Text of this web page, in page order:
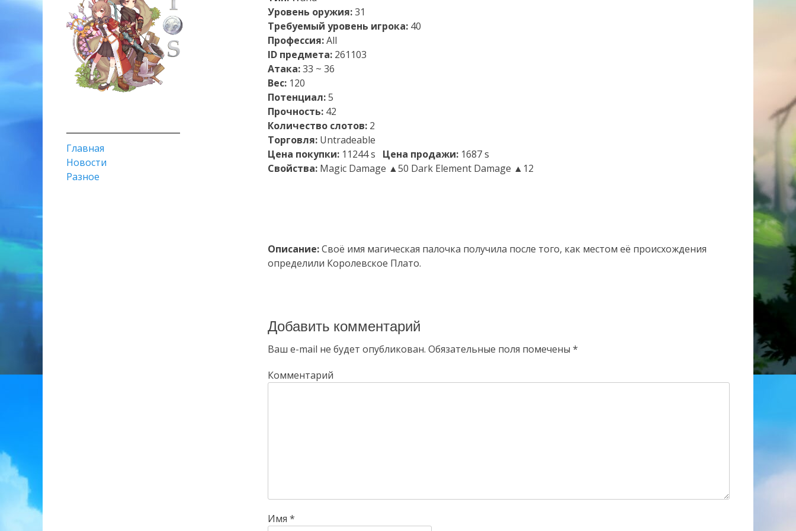
Уровень оружия:31
Требуемый уровень игрока: 40
Профессия:All
ID предмета: 261103
Атака:33 ~ 36
Вес: 120
Потенциал:5
Прочность: 42
Количество слотов: 2
Торговля: Untradeable
Цена покупки: 11244 s Цена продажи: 1687 s
Свойства: Magic Damage ▲50 Dark Element Damage ▲12
Описание:Своё имя магическая палочка получила после того, как местом её происхождения
определили Королевское Плато.
Добавить комментарий
Ваш e-mail не будет опубликован. Обязательные поля помечены *
Комментарий
Имя *
Главная
Новости
Разное